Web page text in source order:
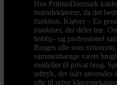
Hos PrimusDanmark
brændekløvere, da det
funktion. Kløver – En
maskiner, der deler træ.
hobby- og professionel
Bruges ofte som
sammenhænge været
modeller til privat brug.
udtryk, der især anvendes
ofte til selve